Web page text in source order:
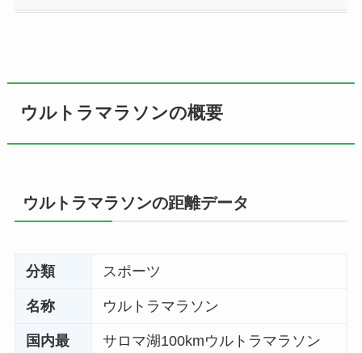
ウルトラマラソンの概要
ウルトラマラソンの距離データ
分類 スポーツ
名称 ウルトラマラソン
国内最
サロマ湖100kmウルトラマラソン